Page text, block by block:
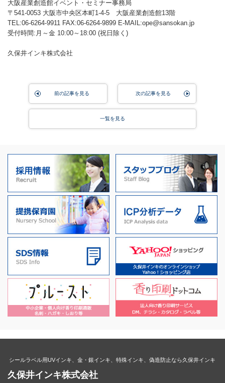
大阪産業創造館イベント・セミナー事務局
〒541-0053 大阪市中央区本町1-4-5 大阪産業創造館13階
TEL:06-6264-9911 FAX:06-6264-9899 E-MAIL:ope@sansokan.jp
受付時間:月～金 10:00～18:00 (祝日除く)
久保井インキ株式会社
前の記事を見る 次の記事を見る
一覧を見る
シールラベル用UVインキ、金・銀インキ、特殊インキ、偽造防止なら久保井インキ
久保井インキ株式会社